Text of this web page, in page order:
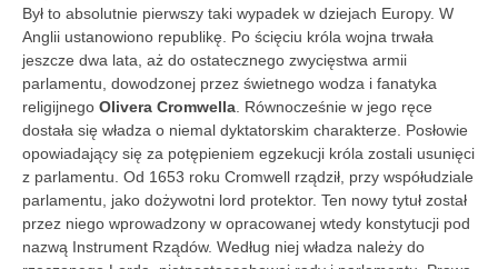
Był to absolutnie pierwszy taki wypadek w dziejach Europy. W
Anglii ustanowiono republikę. Po ścięciu króla wojna trwała
jeszcze dwa lata, aż do ostatecznego zwycięstwa armii
parlamentu, dowodzonej przez świetnego wodza i fanatyka
religijnego Olivera Cromwella . Równocześnie w jego ręce
dostała się władza o niemal dyktatorskim charakterze. Posłowie
opowiadający się za potępieniem egzekucji króla zostali usunięci
z parlamentu. Od 1653 roku Cromwell rządził, przy współudziale
parlamentu, jako dożywotni lord protektor. Ten nowy tytuł został
przez niego wprowadzony w opracowanej wtedy konstytucji pod
nazwą Instrument Rządów. Według niej władza należy do